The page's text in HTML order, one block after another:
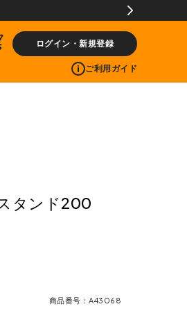
ログイン・新規登録
ご利用ガイド
タンド200
商品番号 A43068